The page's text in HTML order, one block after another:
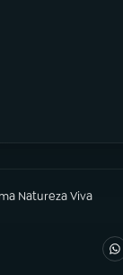
Natureza Viva